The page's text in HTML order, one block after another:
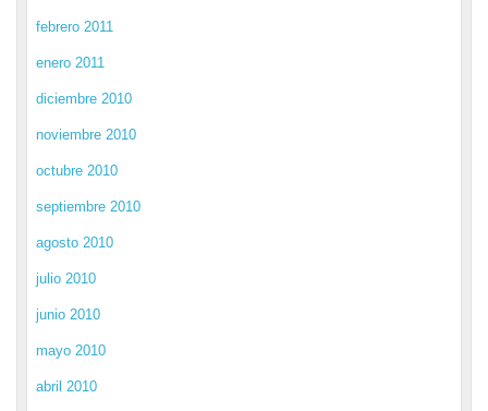
febrero 2011
enero 2011
diciembre 2010
noviembre 2010
octubre 2010
septiembre 2010
agosto 2010
julio 2010
junio 2010
mayo 2010
abril 2010